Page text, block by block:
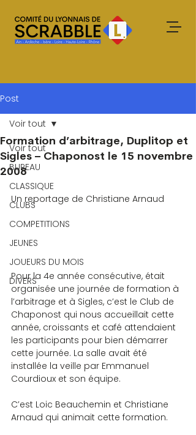
Post
Voir tout
BUREAU
CLASSIQUE
CLUBS
COMPETITIONS
JEUNES
JOUEURS DU MOIS
DIVERS
Voir tout
Formation d’arbitrage, Duplitop et
Sigles – Chaponost le 15 novembre
2008
Un reportage de Christiane Arnaud
Pour la 4e année consécutive, était
organisée une journée de formation à
l’arbitrage et à Sigles, c’est le Club de
Chaponost qui nous accueillait cette
année, croissants et café attendaient
les participants pour bien démarrer
cette journée. La salle avait été
installée la veille par Emmanuel
Courdioux et son équipe.
C’est Loic Beauchemin et Christiane
Arnaud qui animait cette formation.